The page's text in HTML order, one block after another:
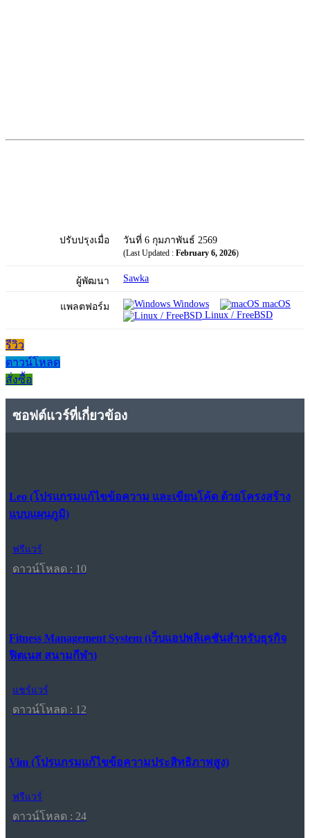
ปรับปรุงเมื่อ วันที่ 6 กุมภาพันธ์ 2569
(Last Updated : February 6, 2026)
ผู้พัฒนา Sawka
แพลตฟอร์ม Windows
macOS
Linux / FreeBSD
รีวิว
ดาวน์โหลด
สั่งซื้อ
ซอฟต์แวร์ที่เกี่ยวข้อง
Leo (โปรแกรมแก้ไขข้อความ และเขียนโค้ด ด้วยโครงสร้าง
แบบแผนภูมิ)
ฟรีแวร์
ดาวน์โหลด : 10
Fitness Management System (เว็บแอปพลิเคชันสำหรับธุรกิจ
ฟิตเนส สนามกีฬา)
แชร์แวร์
ดาวน์โหลด : 12
Vim (โปรแกรมแก้ไขข้อความประสิทธิภาพสูง)
ฟรีแวร์
ดาวน์โหลด : 24